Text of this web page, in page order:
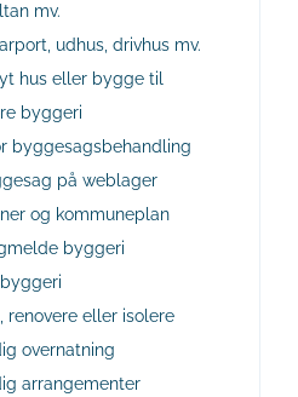
mv.
udhus, drivhus mv.
hus eller bygge til
byggeri
byggesagsbehandling
på weblager
og kommuneplan
byggeri
renovere eller isolere
overnatning
arrangementer